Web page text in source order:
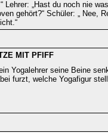
Lehrer: „Hast du noch nie
gehört?“ Schüler: „ Nee,
MIT PFIFF
Yogalehrer seine Beine
furzt, welche Yogafigur